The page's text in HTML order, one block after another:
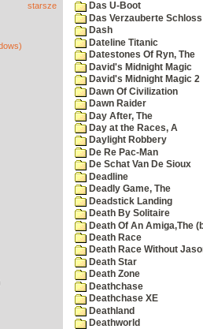
starsze
Das U-Boot
Das Verzauberte Schloss
Dash
Dateline Titanic
Datestones Of Ryn, The
David's Midnight Magic
David's Midnight Magic 2
Dawn Of Civilization
Dawn Raider
Day After, The
Day at the Races, A
Daylight Robbery
De Re Pac-Man
De Schat Van De Sioux
Deadline
Deadly Game, The
Deadstick Landing
Death By Solitaire
Death Of An Amiga,The
Death Race
Death Race Without
Death Star
Death Zone
Deathchase
Deathchase XE
Deathland
Deathworld